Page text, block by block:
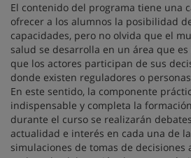
El contenido del programa tiene una
ofrecer a los alumnos la posibilidad
capacidades, pero no olvida que el
salud se desarrolla en un área que
que los actores participan de sus
donde existen reguladores o
En este sentido, la componente
indispensable y completa la
durante el curso se realizarán
actualidad e interés en cada una de
simulaciones de tomas de decisiones